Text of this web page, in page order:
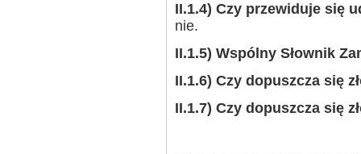
II.1.4) Czy przewiduje się
nie.
II.1.5) Wspólny Słownik
II.1.6) Czy dopuszcza się
II.1.7) Czy dopuszcza się